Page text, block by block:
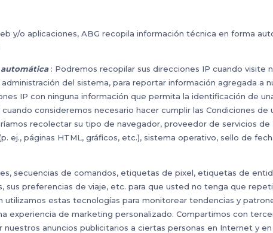
y/o aplicaciones, ABG recopila información técnica en forma
: Podremos recopilar sus direcciones IP cuando visite
del sistema, para reportar información agregada a
IP con ninguna información que permita la identificación de
consideremos necesario hacer cumplir las Condiciones
recolectar su tipo de navegador, proveedor de servicios
ej., páginas HTML, gráficos, etc.), sistema operativo, sello de
secuencias de comandos, etiquetas de pixel, etiquetas de
sus preferencias de viaje, etc. para que usted no tenga que
estas tecnologías para monitorear tendencias y
experiencia de marketing personalizado. Compartimos con
anuncios publicitarios a ciertas personas en Internet y